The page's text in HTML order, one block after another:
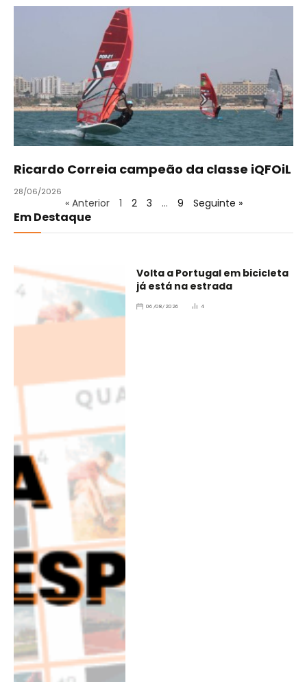
Ricardo Correia campeão da classe iQFOiL
28/06/2026
« Anterior 1 2 3 … 9 Seguinte »
Em Destaque
Volta a Portugal em bicicleta
já está na estrada
06/08/2026 4